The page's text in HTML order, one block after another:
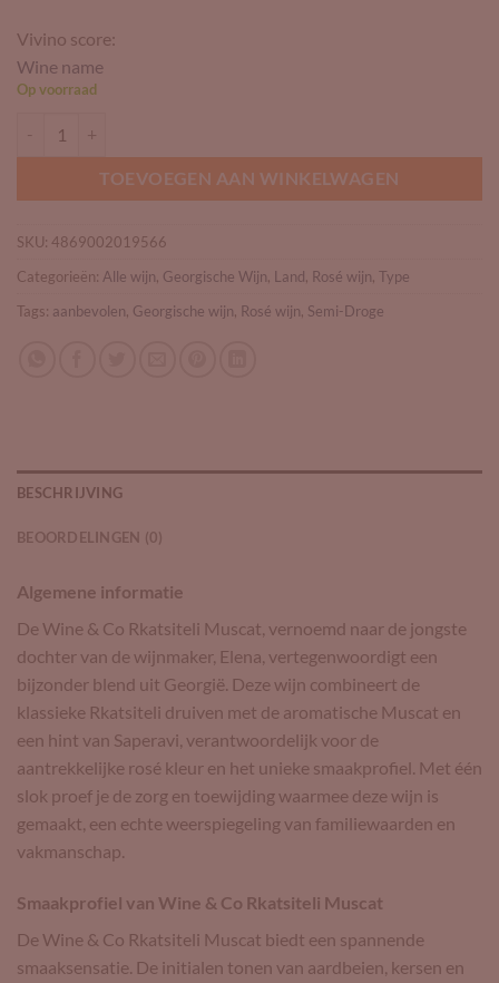
Vivino score:
Wine name
Op voorraad
TOEVOEGEN AAN WINKELWAGEN
SKU: 4869002019566
Categorieën: Alle wijn, Georgische Wijn, Land, Rosé wijn, Type
Tags: aanbevolen, Georgische wijn, Rosé wijn, Semi-Droge
BESCHRIJVING
BEOORDELINGEN (0)
Algemene informatie
De Wine & Co Rkatsiteli Muscat, vernoemd naar de jongste
dochter van de wijnmaker, Elena, vertegenwoordigt een
bijzonder blend uit Georgië. Deze wijn combineert de
klassieke Rkatsiteli druiven met de aromatische Muscat en
een hint van Saperavi, verantwoordelijk voor de
aantrekkelijke rosé kleur en het unieke smaakprofiel. Met één
slok proef je de zorg en toewijding waarmee deze wijn is
gemaakt, een echte weerspiegeling van familiewaarden en
vakmanschap.
Smaakprofiel van Wine & Co Rkatsiteli Muscat
De Wine & Co Rkatsiteli Muscat biedt een spannende
smaaksensatie. De initialen tonen van aardbeien, kersen en